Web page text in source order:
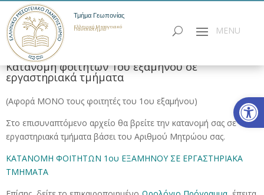
Τμήμα Γεωπονίας
Ελληνικό Μεσογειακό
Πανεπιστήμιο
Κατανομή φοιτητών 1ου εξαμήνου σε
εργαστηριακά τμήματα
(Αφορά ΜΟΝΟ τους φοιτητές του 1ου εξαμήνου)
Στο επισυναπτόμενο αρχείο θα βρείτε την κατανομή σας σε
εργαστηριακά τμήματα βάσει του Αριθμού Μητρώου σας.
ΚΑΤΑΝΟΜΗ ΦΟΙΤΗΤΩΝ 1ου ΕΞΑΜΗΝΟΥ ΣΕ ΕΡΓΑΣΤΗΡΙΑΚΑ
ΤΜΗΜΑΤΑ